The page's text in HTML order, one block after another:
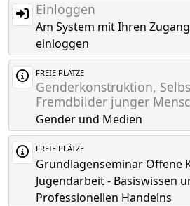
Einloggen
Am System mit Ihren
einloggen
FREIE PLÄTZE
Genderkonstruktion,
Fremdbilder junger
Gender und Medien
FREIE PLÄTZE
Grundlagenseminar Offene
Jugendarbeit - Basiswissen
Professionellen Handelns